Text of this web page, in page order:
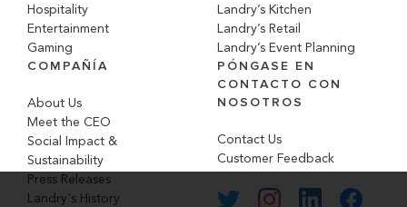
Hospitality
Entertainment
Gaming
Landry’s Kitchen
Landry’s Retail
Landry’s Event Planning
COMPAÑÍA
About Us
Meet the CEO
Social Impact &
Sustainability
Press Releases
Landry's History
PÓNGASE EN
CONTACTO CON
NOSOTROS
Contact Us
Customer Feedback